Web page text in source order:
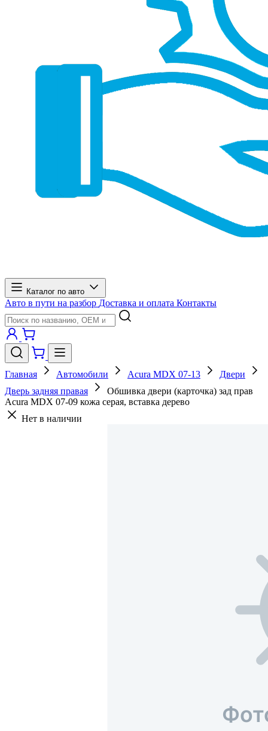
Каталог по авто
Авто в пути на разбор Доставка и оплата Контакты
Главная Автомобили Acura MDX 07-13
Двери
Дверь задняя правая
Обшивка двери (карточка) зад прав
Acura MDX 07-09 кожа серая, вставка дерево
Нет в наличии